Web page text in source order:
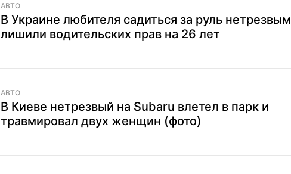
АВТО
В Украине любителя садиться за руль нетрезвым
лишили водительских прав на 26 лет
АВТО
В Киеве нетрезвый на Subaru влетел в парк и
травмировал двух женщин (фото)